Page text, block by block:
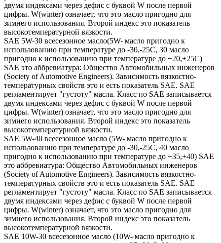
двумя индексами через дефис с буквой W после первой
цифры. W(winter) означает, что это масло пригодно для
зимнего использования. Второй индекс это показатель
высокотемпературной вязкости.
SAE 5W-30 всесезонное масло(5W- масло пригодно к
использованию при температуре до -30,-25С, 30 масло
пригодно к использованию при температуре до +20,+25С)
SAE это аббревиатура: Общество Автомобильных инженеров
(Society of Automotive Engineers). Зависимость вязкостно-
температурных свойств это и есть показатель SAE. SAE
регламентирует "густоту" масла. Класс по SAE записывается
двумя индексами через дефис с буквой W после первой
цифры. W(winter) означает, что это масло пригодно для
зимнего использования. Второй индекс это показатель
высокотемпературной вязкости.
SAE 5W-40 всесезонное масло (5W- масло пригодно к
использованию при температуре до -30,-25С, 40 масло
пригодно к использованию при температуре до +35,+40) SAE
это аббревиатура: Общество Автомобильных инженеров
(Society of Automotive Engineers). Зависимость вязкостно-
температурных свойств это и есть показатель SAE. SAE
регламентирует "густоту" масла. Класс по SAE записывается
двумя индексами через дефис с буквой W после первой
цифры. W(winter) означает, что это масло пригодно для
зимнего использования. Второй индекс это показатель
высокотемпературной вязкости.
SAE 10W-30 всесезонное масло (10W- масло пригодно к